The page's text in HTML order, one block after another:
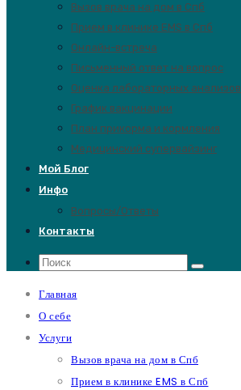
Вызов врача на дом в Спб
Прием в клинике EMS в Спб
Онлайн-встреча
Письменный ответ на вопрос
Оценка лабораторных анализов
График вакцинации
План прикорма и кормления
Медицинский супервайзинг
Мой Блог
Инфо
Вопросы/Ответы
Контакты
Главная
О себе
Услуги
Вызов врача на дом в Спб
Прием в клинике EMS в Спб